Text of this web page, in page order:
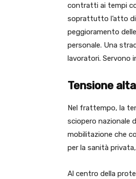
contratti ai tempi
soprattutto l’atto di
peggioramento
personale. Una
lavoratori. Servono
Tensione
Nel frattempo, la
sciopero nazionale
mobilitazione che
per la sanità
Al centro della